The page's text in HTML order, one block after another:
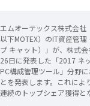
エムオーテックス株式会社
以下MOTEX）のIT資産管
プ キャット）」が、株式
26日に発表した「2017 ネ
PC構成管理ツール」分野
とを発表します。これに
連続のトップシェア獲得と